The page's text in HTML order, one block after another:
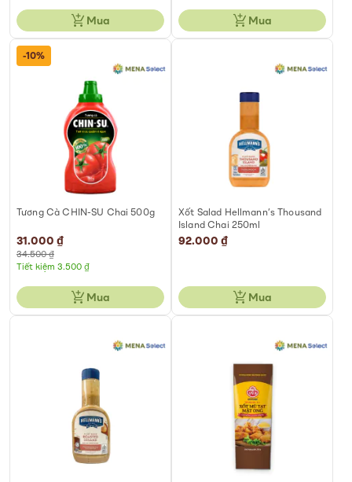
Mua Mua
-10%
Tương Cà CHIN-SU Chai 500g
Special
Price
31.000 ₫
34.500 ₫
Tiết kiệm 3.500 ₫
Mua
Xốt Salad Hellmann’s Thousand
Island Chai 250ml
92.000 ₫
Mua